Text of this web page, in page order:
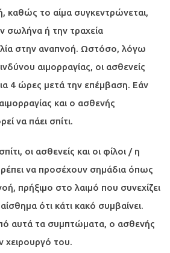
καθώς το αίμα συγκεντρώνεται,
σωλήνα ή την τραχεία
στην αναπνοή. Ωστόσο, λόγω
αιμορραγίας, οι ασθενείς
4 ώρες μετά την επέμβαση. Εάν
και ο ασθενής
να πάει σπίτι.
οι ασθενείς και οι φίλοι / η
να προσέχουν σημάδια όπως
πρήξιμο στο λαιμό που συνεχίζει
ότι κάτι κακό συμβαίνει.
αυτά τα συμπτώματα, ο ασθενής
χειρουργό του.